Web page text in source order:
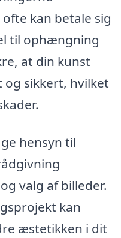
kan betale sig
til ophængning
at din kunst
sikkert, hvilket
hensyn til
valg af billeder.
kan
æstetikken i dit